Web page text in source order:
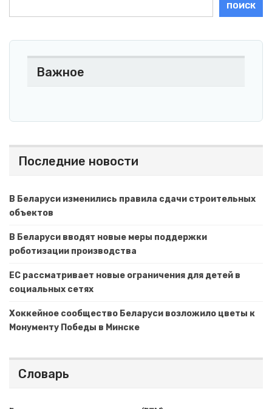
ПОИСК
Важное
Последние новости
В Беларуси изменились правила сдачи строительных
объектов
В Беларуси вводят новые меры поддержки
роботизации производства
ЕС рассматривает новые ограничения для детей в
социальных сетях
Хоккейное сообщество Беларуси возложило цветы к
Монументу Победы в Минске
Словарь